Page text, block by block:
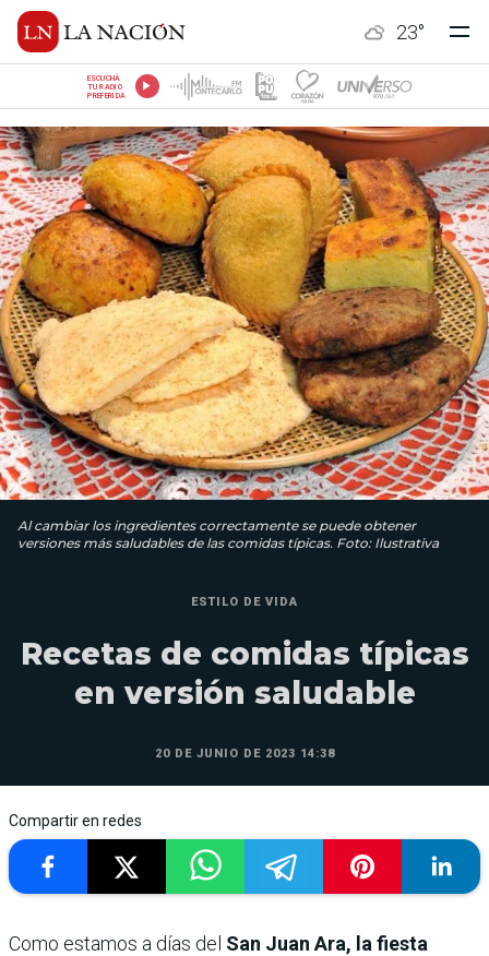
23°
ESCUCHÁ
TU RADIO
PREFERIDA
Al cambiar los ingredientes correctamente se puede obtener
versiones más saludables de las comidas típicas. Foto: Ilustrativa
ESTILO DE VIDA
Recetas de comidas típicas
en versión saludable
20 DE JUNIO DE 2023 14:38
Compartir en redes
Como estamos a días del San Juan Ara, la fiesta